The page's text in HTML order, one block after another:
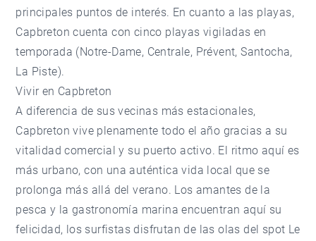
principales puntos de interés. En cuanto a las playas,
Capbreton cuenta con cinco playas vigiladas en
temporada (Notre-Dame, Centrale, Prévent, Santocha,
La Piste).
Vivir en Capbreton
A diferencia de sus vecinas más estacionales,
Capbreton vive plenamente todo el año gracias a su
vitalidad comercial y su puerto activo. El ritmo aquí es
más urbano, con una auténtica vida local que se
prolonga más allá del verano. Los amantes de la
pesca y la gastronomía marina encuentran aquí su
felicidad, los surfistas disfrutan de las olas del spot Le